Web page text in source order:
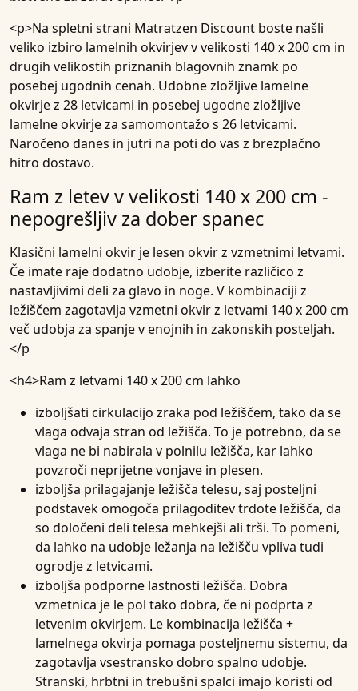
<p>Na spletni strani Matratzen Discount boste našli
veliko izbiro lamelnih okvirjev v velikosti 140 x 200 cm in
drugih velikostih priznanih blagovnih znamk po
posebej ugodnih cenah. Udobne zložljive lamelne
okvirje z 28 letvicami in posebej ugodne zložljive
lamelne okvirje za samomontažo s 26 letvicami.
Naročeno danes in jutri na poti do vas z brezplačno
hitro dostavo.
Ram z letev v velikosti 140 x 200 cm -
nepogrešljiv za dober spanec
Klasični lamelni okvir je lesen okvir z vzmetnimi letvami.
Če imate raje dodatno udobje, izberite različico z
nastavljivimi deli za glavo in noge. V kombinaciji z
ležiščem zagotavlja vzmetni okvir z letvami 140 x 200 cm
več udobja za spanje v enojnih in zakonskih posteljah.
</p
<h4>Ram z letvami 140 x 200 cm lahko
izboljšati cirkulacijo zraka pod ležiščem, tako da se
vlaga odvaja stran od ležišča. To je potrebno, da se
vlaga ne bi nabirala v polnilu ležišča, kar lahko
povzroči neprijetne vonjave in plesen.
izboljša prilagajanje ležišča telesu, saj posteljni
podstavek omogoča prilagoditev trdote ležišča, da
so določeni deli telesa mehkejši ali trši. To pomeni,
da lahko na udobje ležanja na ležišču vpliva tudi
ogrodje z letvicami.
izboljša podporne lastnosti ležišča. Dobra
vzmetnica je le pol tako dobra, če ni podprta z
letvenim okvirjem. Le kombinacija ležišča +
lamelnega okvirja pomaga posteljnemu sistemu, da
zagotavlja vsestransko dobro spalno udobje.
Stranski, hrbtni in trebušni spalci imajo koristi od